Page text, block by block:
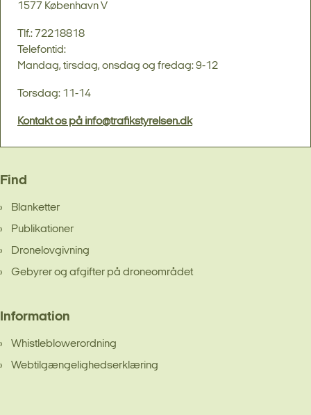
1577 København V
Tlf.: 72218818
Telefontid:
Mandag, tirsdag, onsdag og fredag: 9-12
Torsdag: 11-14
Kontakt os på info@trafikstyrelsen.dk
Find
Blanketter
Publikationer
Dronelovgivning
Gebyrer og afgifter på droneområdet
Information
Whistleblowerordning
Webtilgængelighedserklæring